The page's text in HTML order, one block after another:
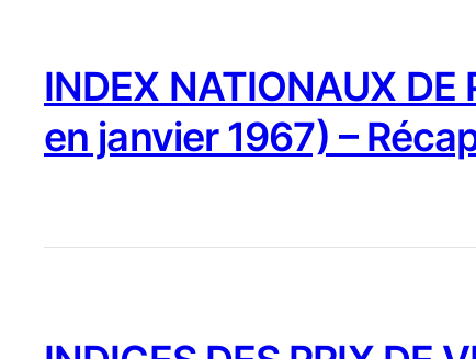
INDEX NATIONAUX DE
en janvier 1967) –